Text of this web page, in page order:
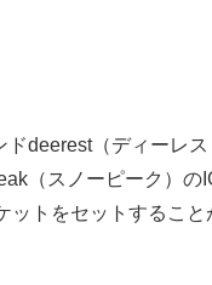
deerest（ディーレ
（スノーピーク）
トをセットすること